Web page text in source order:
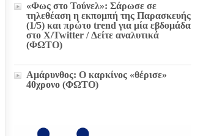
«Φως στο Τούνελ»: Σάρωσε σε
τηλεθέαση η εκπομπή της Παρασκευής
(1/5) και πρώτο trend για μία εβδομάδα
στο X/Twitter / Δείτε αναλυτικά
(ΦΩΤΟ)
Αμάρυνθος: Ο καρκίνος «θέρισε»
40χρονο (ΦΩΤΟ)